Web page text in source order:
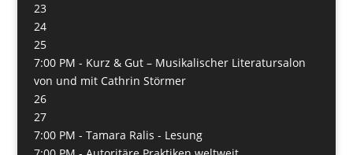
23
24
25
7:00 PM - Kurz & Gut – Musikalischer Literatursalon
von und mit Cathrin Störmer
26
27
7:00 PM - Tamara Ralis - Lesung